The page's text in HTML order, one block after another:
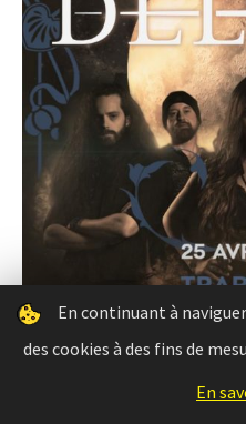
En continuant à
des cookies à des fins de
En